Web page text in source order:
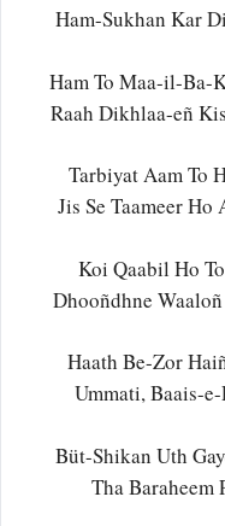
Ham-Sukhan Kar
Ham To Maa-il-Ba-
Raah Dikhlaa-eñ
Tarbiyat Aam To
Jis Se Taameer
Koi Qaabil Ho
Dhooñdhne
Haath Be-Zor
Ummati, Baais-
Büt-Shikan Uth
Tha Baraheem